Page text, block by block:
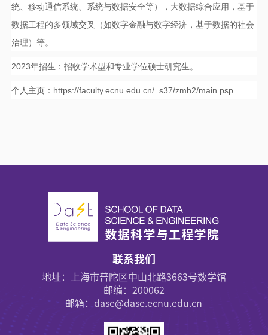
统、移动通信系统、系统与数据安全等），大数据综合应用，基于
数据工程的多领域交叉（如数字金融与数字经济，基于数据的社会
治理）等。
2023年招生：招收学术型和专业学位硕士研究生。
个人主页：https://faculty.ecnu.edu.cn/_s37/zmh2/main.psp
联系我们
地址：上海市普陀区中山北路3663号数学馆
邮编：200062
邮箱：dase@dase.ecnu.edu.cn